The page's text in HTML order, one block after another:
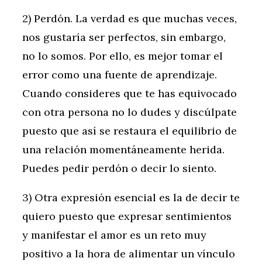
2) Perdón. La verdad es que muchas veces,
nos gustaría ser perfectos, sin embargo,
no lo somos. Por ello, es mejor tomar el
error como una fuente de aprendizaje.
Cuando consideres que te has equivocado
con otra persona no lo dudes y discúlpate
puesto que así se restaura el equilibrio de
una relación momentáneamente herida.
Puedes pedir perdón o decir lo siento.
3) Otra expresión esencial es la de decir te
quiero puesto que expresar sentimientos
y manifestar el amor es un reto muy
positivo a la hora de alimentar un vínculo